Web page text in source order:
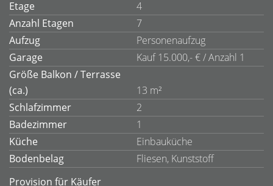
Etage
4
Anzahl Etagen
7
Aufzug
Personenaufzug
Garage
Kauf 15.000,- € / Anzahl 1
Größe Balkon / Terrasse
(ca.)
13 m²
Schlafzimmer
2
Badezimmer
1
Küche
Einbauküche
Bodenbelag
Fliesen, Kunststoff
Provision für Käufer